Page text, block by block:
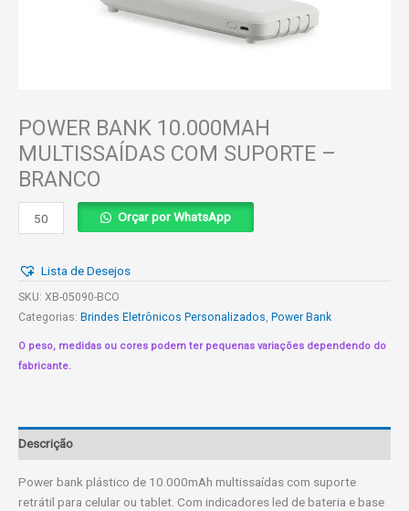
POWER BANK 10.000MAH
MULTISSAÍDAS COM SUPORTE –
BRANCO
POWER
BANK
MULTISSAÍDAS
COM
SUPORTE
BRANCO
quantidade
Orçar por WhatsApp
Lista de Desejos
SKU: XB-05090-BCO
Categorias: Brindes Eletrônicos Personalizados, Power Bank
O peso, medidas ou cores podem ter pequenas variações dependendo do
fabricante.
Descrição
Power bank plástico de 10.000mAh multissaídas com suporte
retrátil para celular ou tablet. Com indicadores led de bateria e base